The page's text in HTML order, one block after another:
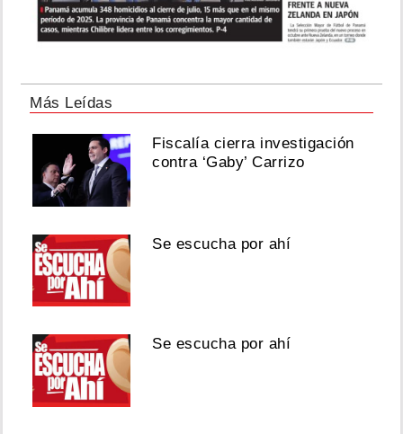
Más Leídas
Fiscalía cierra investigación
contra ‘Gaby’ Carrizo
Se escucha por ahí
Se escucha por ahí